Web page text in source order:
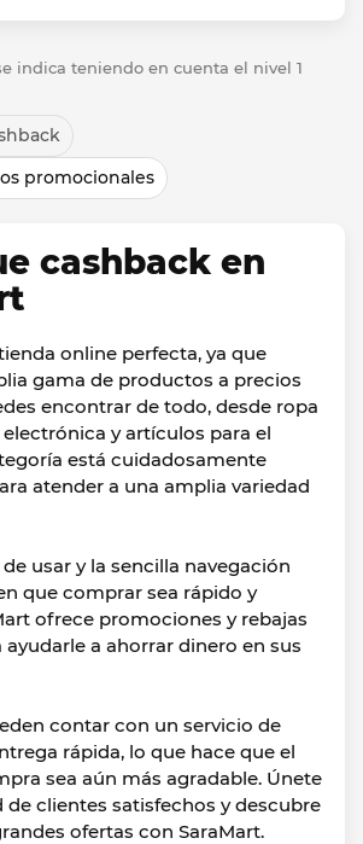
indica teniendo en cuenta el nivel 1
promocionales
cashback en
online perfecta, ya que
gama de productos a precios
encontrar de todo, desde ropa
y artículos para el
está cuidadosamente
atender a una amplia variedad
usar y la sencilla navegación
que comprar sea rápido y
ofrece promociones y rebajas
a ahorrar dinero en sus
contar con un servicio de
rápida, lo que hace que el
sea aún más agradable. Únete
clientes satisfechos y descubre
ofertas con SaraMart.